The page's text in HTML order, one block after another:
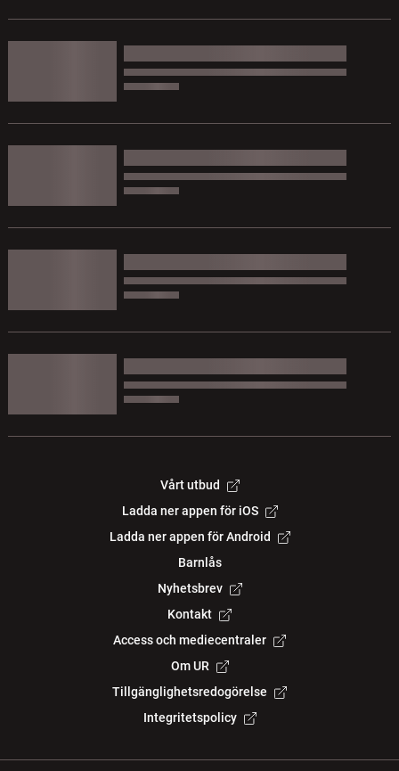
Vårt utbud
Ladda ner appen för iOS
Ladda ner appen för Android
Barnlås
Nyhetsbrev
Kontakt
Access och mediecentraler
Om UR
Tillgänglighetsredogörelse
Integritetspolicy